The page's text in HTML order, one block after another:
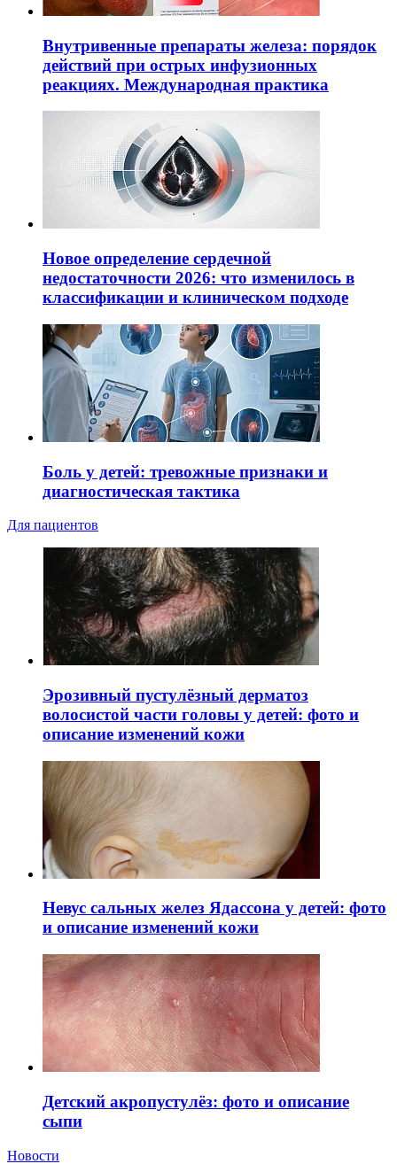
Внутривенные препараты железа: порядок
действий при острых инфузионных
реакциях. Международная практика
Новое определение сердечной
недостаточности 2026: что изменилось в
классификации и клиническом подходе
Боль у детей: тревожные признаки и
диагностическая тактика
Для пациентов
Эрозивный пустулёзный дерматоз
волосистой части головы у детей: фото и
описание изменений кожи
Невус сальных желез Ядассона у детей: фото
и описание изменений кожи
Детский акропустулёз: фото и описание
сыпи
Новости